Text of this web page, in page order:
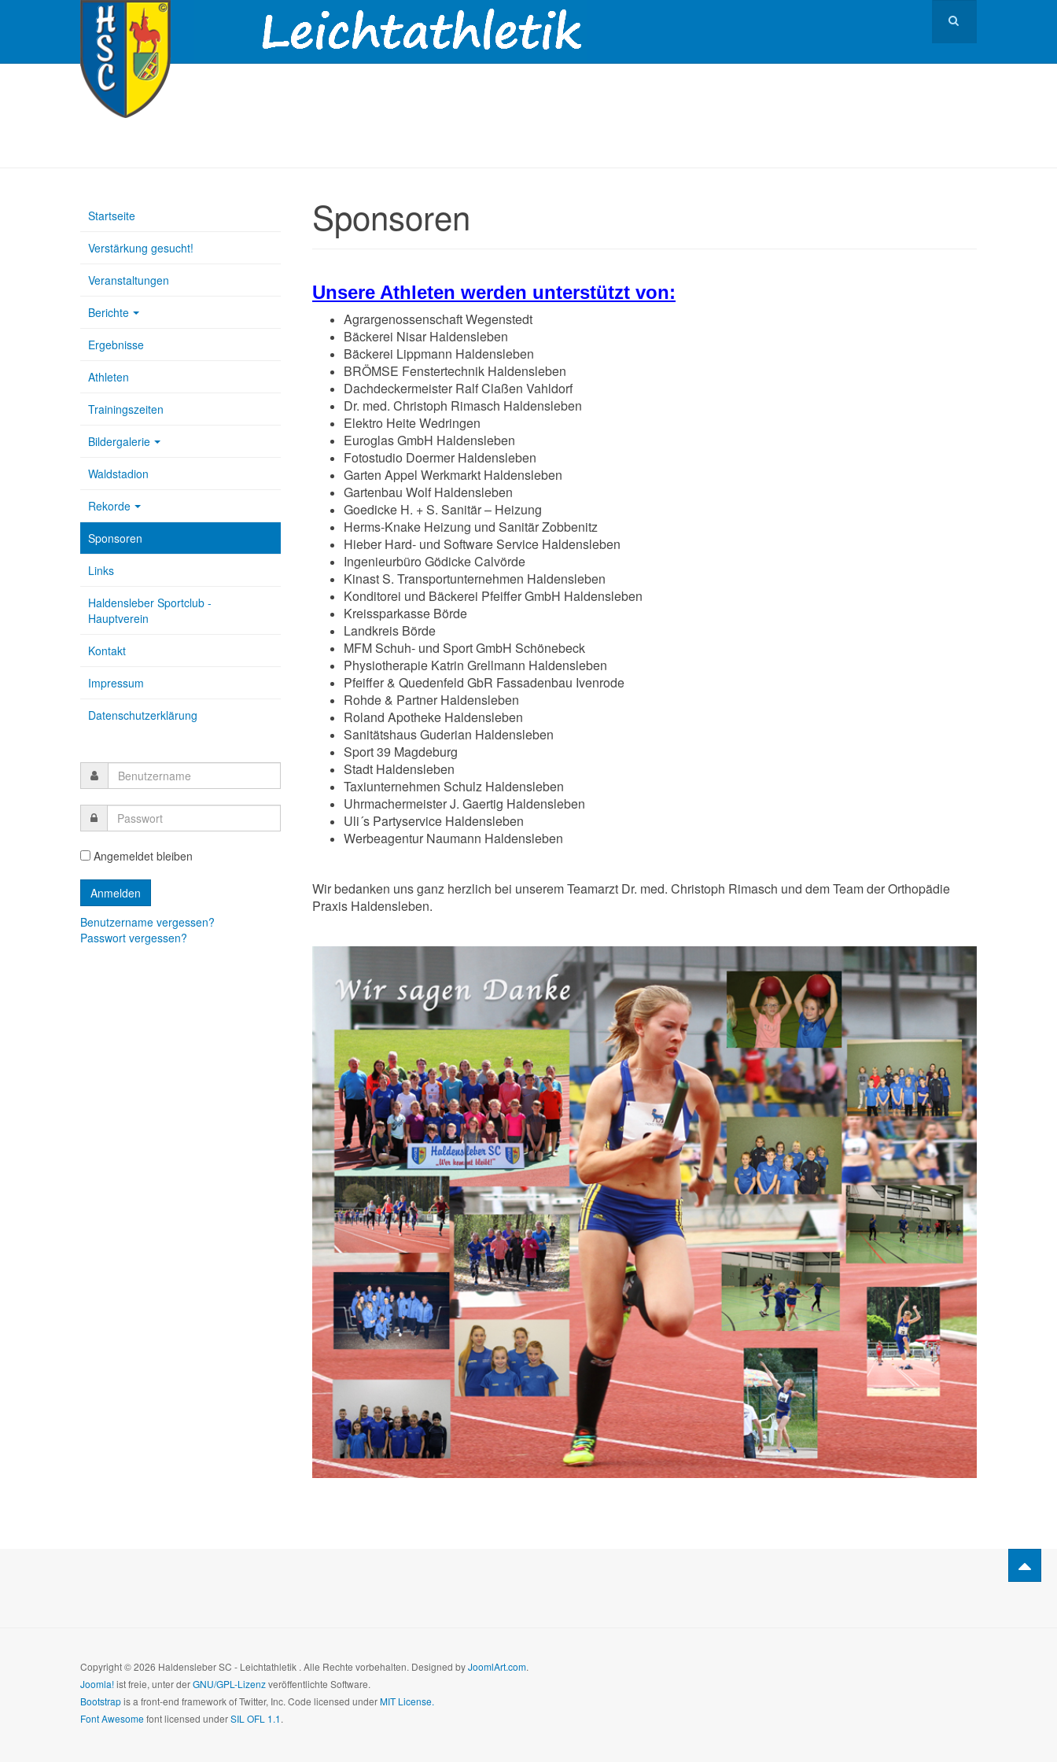
Sponsoren
Unsere Athleten werden unterstützt von:
Agrargenossenschaft Wegenstedt
Bäckerei Nisar Haldensleben
Bäckerei Lippmann Haldensleben
BRÖMSE Fenstertechnik Haldensleben
Dachdeckermeister Ralf Claßen Vahldorf
Dr. med. Christoph Rimasch Haldensleben
Elektro Heite Wedringen
Euroglas GmbH Haldensleben
Fotostudio Doermer Haldensleben
Garten Appel Werkmarkt Haldensleben
Gartenbau Wolf Haldensleben
Goedicke H. + S. Sanitär – Heizung
Herms-Knake Heizung und Sanitär Zobbenitz
Hieber Hard- und Software Service Haldensleben
Ingenieurbüro Gödicke Calvörde
Kinast S. Transportunternehmen Haldensleben
Konditorei und Bäckerei Pfeiffer GmbH Haldensleben
Kreissparkasse Börde
Landkreis Börde
MFM Schuh- und Sport GmbH Schönebeck
Physiotherapie Katrin Grellmann Haldensleben
Pfeiffer & Quedenfeld GbR Fassadenbau Ivenrode
Rohde & Partner Haldensleben
Roland Apotheke Haldensleben
Sanitätshaus Guderian Haldensleben
Sport 39 Magdeburg
Stadt Haldensleben
Taxiunternehmen Schulz Haldensleben
Uhrmachermeister J. Gaertig Haldensleben
Uli´s Partyservice Haldensleben
Werbeagentur Naumann Haldensleben
Wir bedanken uns ganz herzlich bei unserem Teamarzt Dr. med. Christoph Rimasch und dem Team der Orthopädie
Praxis Haldensleben.
Startseite
Verstärkung gesucht!
Veranstaltungen
Berichte
Ergebnisse
Athleten
Trainingszeiten
Bildergalerie
Waldstadion
Rekorde
Sponsoren
Links
Haldensleber Sportclub -
Hauptverein
Kontakt
Impressum
Datenschutzerklärung
Angemeldet bleiben
Benutzername vergessen?
Passwort vergessen?
Copyright © 2026 Haldensleber SC - Leichtathletik . Alle Rechte vorbehalten. Designed byJoomlArt.com.
Joomla!ist freie, unter derGNU/GPL-Lizenzveröffentlichte Software.
Bootstrapis a front-end framework of Twitter, Inc. Code licensed underMIT License.
Font Awesomefont licensed underSIL OFL 1.1.